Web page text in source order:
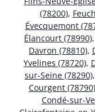
(78200),
Évecquemont
Élancourt (78990),
Davron (78810),
Yvelines (78720),
sur-Seine (78290),
Courgent (78790)
Condé-sur-